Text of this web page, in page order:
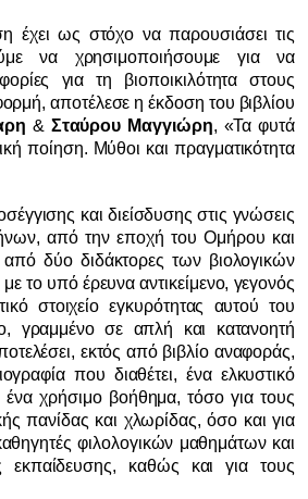
ως στόχο να παρουσιάσει τις
να χρησιμοποιήσουμε για να
για τη βιοποικιλότητα στους
αποτέλεσε η έκδοση του βιβλίου
& Σταύρου Μαγγιώρη, «Τα φυτά
ποίηση. Μύθοι και πραγματικότητα
και διείσδυσης στις γνώσεις
από την εποχή του Ομήρου και
από δύο διδάκτορες των βιολογικών
το υπό έρευνα αντικείμενο, γεγονός
στοιχείο εγκυρότητας αυτού του
γραμμένο σε απλή και κατανοητή
εκτός από βιβλίο αναφοράς,
που διαθέτει, ένα ελκυστικό
χρήσιμο βοήθημα, τόσο για τους
πανίδας και χλωρίδας, όσο και για
φιλολογικών μαθημάτων και
εκπαίδευσης, καθώς και για τους